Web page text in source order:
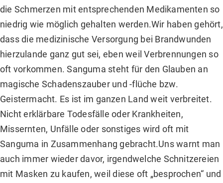
die Schmerzen mit entsprechenden Medikamenten so
niedrig wie möglich gehalten werden.Wir haben gehört,
dass die medizinische Versorgung bei Brandwunden
hierzulande ganz gut sei, eben weil Verbrennungen so
oft vorkommen. Sanguma steht für den Glauben an
magische Schadenszauber und -flüche bzw.
Geistermacht. Es ist im ganzen Land weit verbreitet.
Nicht erklärbare Todesfälle oder Krankheiten,
Missernten, Unfälle oder sonstiges wird oft mit
Sanguma in Zusammenhang gebracht.Uns warnt man
auch immer wieder davor, irgendwelche Schnitzereien
mit Masken zu kaufen, weil diese oft „besprochen“ und